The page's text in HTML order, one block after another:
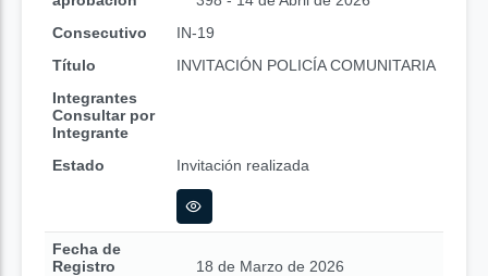
Consecutivo
IN-19
Título
INVITACIÓN POLICÍA COMUNITARIA
Integrantes
Consultar por
Integrante
Estado
Invitación realizada
Fecha de
Registro
18 de Marzo de 2026